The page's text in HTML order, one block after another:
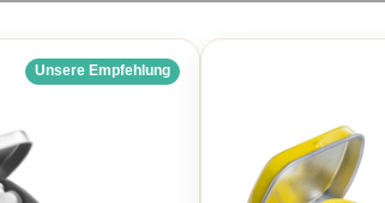
Unsere Empfehlung